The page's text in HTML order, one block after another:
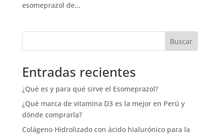
esomeprazol de...
Buscar
Entradas recientes
¿Qué es y para qué sirve el Esomeprazol?
¿Qué marca de vitamina D3 es la mejor en Perú y
dónde comprarla?
Colágeno Hidrolizado con ácido hialurónico para la